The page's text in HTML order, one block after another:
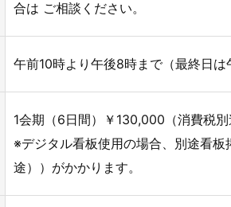
合は ご相談ください。
午前10時より午後8時まで（最終日は
1会期（6日間）￥130,000（消費税別
※デジタル看板使用の場合、別途看
途））がかかります。